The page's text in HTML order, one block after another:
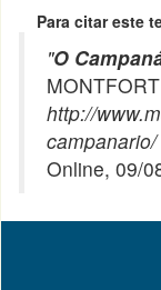
Para citar este
"O
http://
campanario/
Online, 09/